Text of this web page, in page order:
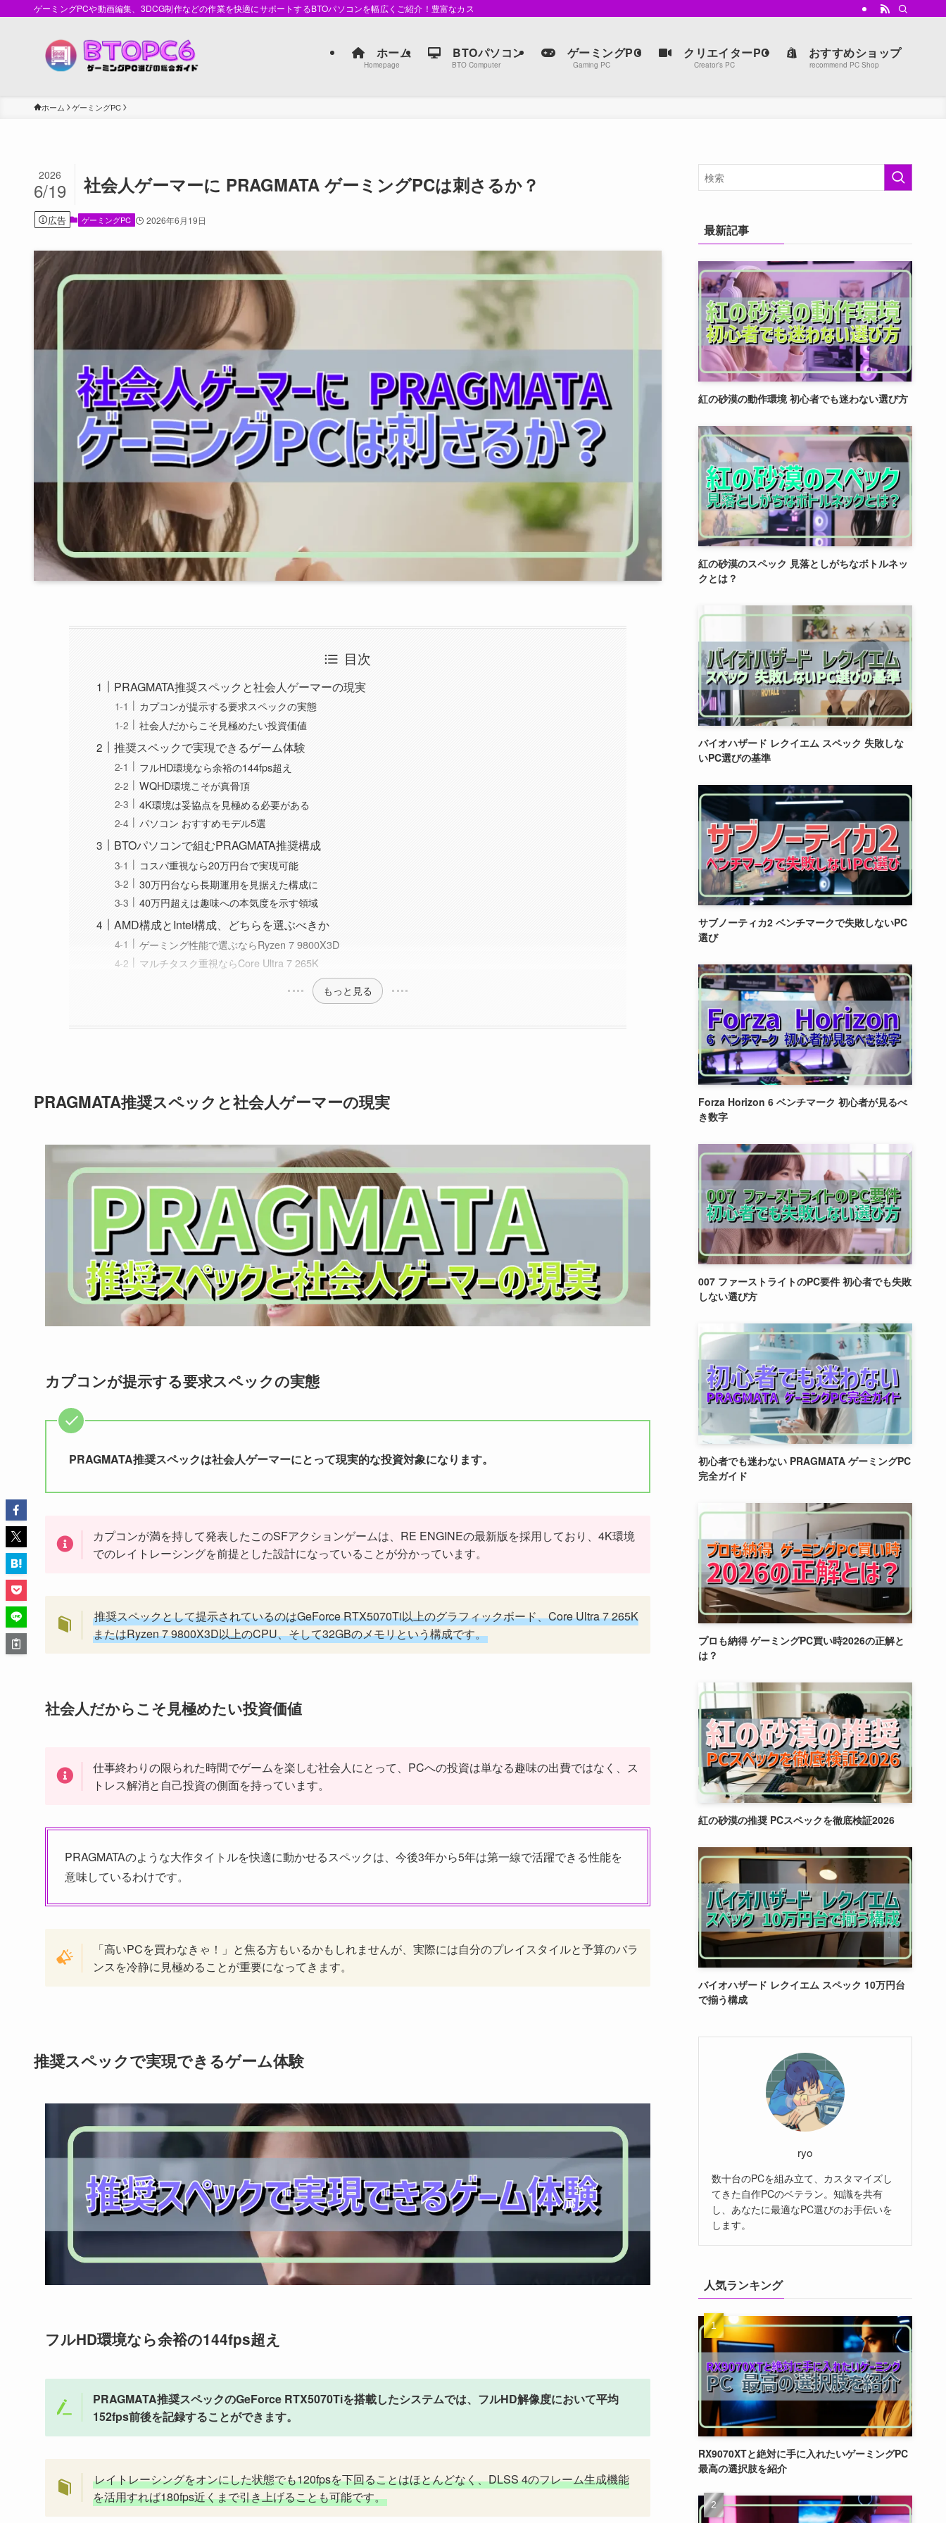
ゲーミングPCや動画編集、3DCG制作などの作業を快適にサポートするBTOパソコンを幅広くご紹介！豊富なカスタマイズオプションで、自分だけの最強マシンを手に入れよう。
ホーム
Homepage
BTOパソコン
BTO Computer
ゲーミングPC
Gaming PC
クリエイターPC
Creator’s PC
おすすめショップ
recommend PC Shop
ホーム ゲーミングPC
社会人ゲーマーに PRAGMATA ゲーミングPCは刺さるか？
2026
6/19
広告 ゲーミングPC 2026年6月19日
目次
PRAGMATA推奨スペックと社会人ゲーマーの現実
カプコンが提示する要求スペックの実態
社会人だからこそ見極めたい投資価値
推奨スペックで実現できるゲーム体験
フルHD環境なら余裕の144fps超え
WQHD環境こそが真骨頂
4K環境は妥協点を見極める必要がある
パソコン おすすめモデル5選
BTOパソコンで組むPRAGMATA推奨構成
コスパ重視なら20万円台で実現可能
30万円台なら長期運用を見据えた構成に
40万円超えは趣味への本気度を示す領域
AMD構成とIntel構成、どちらを選ぶべきか
ゲーミング性能で選ぶならRyzen 7 9800X3D
マルチタスク重視ならCore Ultra 7 265K
もっと見る
PRAGMATA推奨スペックと社会人ゲーマーの現実
カプコンが提示する要求スペックの実態
PRAGMATA推奨スペックは社会人ゲーマーにとって現実的な投資対象になります。
カプコンが満を持して発表したこのSFアクションゲームは、RE ENGINEの最新版を採用しており、4K環境
でのレイトレーシングを前提とした設計になっていることが分かっています。
推奨スペックとして提示されているのはGeForce RTX5070Ti以上のグラフィックボード、Core Ultra 7 265K
またはRyzen 7 9800X3D以上のCPU、そして32GBのメモリという構成です。
社会人だからこそ見極めたい投資価値
仕事終わりの限られた時間でゲームを楽しむ社会人にとって、PCへの投資は単なる趣味の出費ではなく、ス
トレス解消と自己投資の側面を持っています。
PRAGMATAのような大作タイトルを快適に動かせるスペックは、今後3年から5年は第一線で活躍できる性能を
意味しているわけです。
「高いPCを買わなきゃ！」と焦る方もいるかもしれませんが、実際には自分のプレイスタイルと予算のバラ
ンスを冷静に見極めることが重要になってきます。
推奨スペックで実現できるゲーム体験
フルHD環境なら余裕の144fps超え
PRAGMATA推奨スペックのGeForce RTX5070Tiを搭載したシステムでは、フルHD解像度において平均
152fps前後を記録することができます。
レイトレーシングをオンにした状態でも120fpsを下回ることはほとんどなく、DLSS 4のフレーム生成機能
を活用すれば180fps近くまで引き上げることも可能です。
最新記事
紅の砂漠の動作環境 初心者でも迷わない選び方
紅の砂漠のスペック 見落としがちなボトルネッ
クとは？
バイオハザード レクイエム スペック 失敗しな
いPC選びの基準
サブノーティカ2 ベンチマークで失敗しないPC
選び
Forza Horizon 6 ベンチマーク 初心者が見るべ
き数字
007 ファーストライトのPC要件 初心者でも失敗
しない選び方
初心者でも迷わない PRAGMATA ゲーミングPC
完全ガイド
プロも納得 ゲーミングPC買い時2026の正解と
は？
紅の砂漠の推奨 PCスペックを徹底検証2026
バイオハザード レクイエム スペック 10万円台
で揃う構成
ryo
数十台のPCを組み立て、カスタマイズし
てきた自作PCのベテラン。知識を共有
し、あなたに最適なPC選びのお手伝いを
します。
人気ランキング
RX9070XTと絶対に手に入れたいゲーミングPC
最高の選択肢を紹介